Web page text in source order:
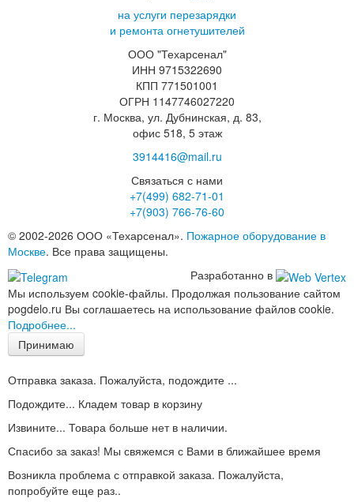
на услуги перезарядки
и ремонта огнетушителей
ООО "Техарсенал"
ИНН 9715322690
КПП 771501001
ОГРН 1147746027220
г. Москва, ул. Дубнинская, д. 83,
офис 518, 5 этаж
3914416@mail.ru
Связаться с нами
+7(499) 682-71-01
+7(903) 766-76-60
© 2002-2026 ООО «Техарсенал». Пожарное оборудование в
Москве. Все права защищены.
Разработанно в
Мы используем cookie-файлы. Продолжая пользование сайтом
pogdelo.ru Вы соглашаетесь на использование файлов cookie.
Подробнее...
Принимаю
Отправка заказа. Пожалуйста, подождите ...
Подождите... Кладем товар в корзину
Извините... Товара больше нет в наличии.
Спасибо за заказ! Мы свяжемся с Вами в ближайшее время
Возникла проблема с отправкой заказа. Пожалуйста,
попробуйте еще раз..